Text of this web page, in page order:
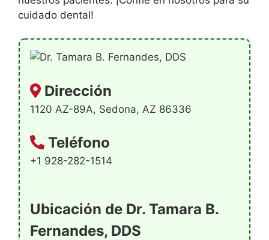
cuidado dental!
Dirección
1120 AZ-89A, Sedona, AZ 86336
Teléfono
+1 928-282-1514
Ubicación de Dr. Tamara B.
Fernandes, DDS